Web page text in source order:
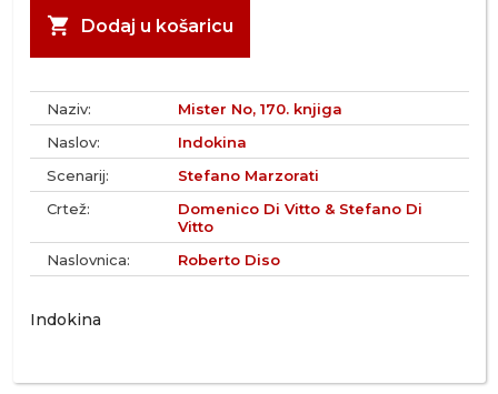
shopping_cart Dodaj u košaricu
Naziv:
Mister No, 170. knjiga
Naslov:
Indokina
Scenarij:
Stefano Marzorati
Crtež:
Domenico Di Vitto & Stefano Di
Vitto
Naslovnica:
Roberto Diso
Indokina